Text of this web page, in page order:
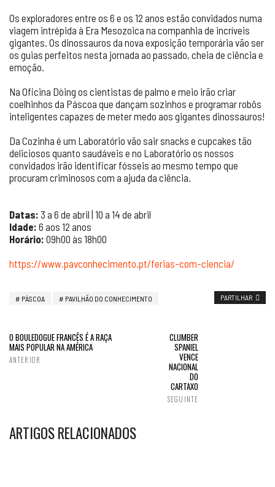
Os exploradores entre os 6 e os 12 anos estão convidados numa
viagem intrépida à Era Mesozoica na companhia de incríveis
gigantes. Os dinossauros da nova exposição temporária vão ser
os guias perfeitos nesta jornada ao passado, cheia de ciência e
emoção.
Na Oficina Dòing os cientistas de palmo e meio irão criar
coelhinhos da Páscoa que dançam sozinhos e programar robôs
inteligentes capazes de meter medo aos gigantes dinossauros!
Da Cozinha é um Laboratório vão sair snacks e cupcakes tão
deliciosos quanto saudáveis e no Laboratório os nossos
convidados irão identificar fósseis ao mesmo tempo que
procuram criminosos com a ajuda da ciência.
Datas: 3 a 6 de abril | 10 a 14 de abril
Idade: 6 aos 12 anos
Horário: 09h00 às 18h00
https://www.pavconhecimento.pt/ferias-com-ciencia/
PÁSCOA PAVILHÃO DO CONHECIMENTO PARTILHAR
O BOULEDOGUE FRANCÊS É A RAÇA
MAIS POPULAR NA AMÉRICA
ANTERIOR
CLUMBER
SPANIEL
VENCE
NACIONAL
DO
CARTAXO
SEGUINTE
ARTIGOS RELACIONADOS